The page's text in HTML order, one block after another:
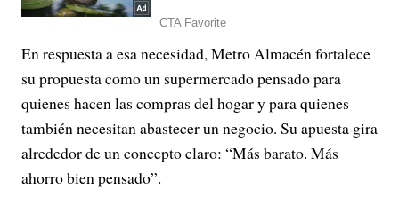
En respuesta a esa necesidad, Metro Almacén fortalece
su propuesta como un supermercado pensado para
quienes hacen las compras del hogar y para quienes
también necesitan abastecer un negocio. Su apuesta gira
alrededor de un concepto claro: “Más barato. Más
ahorro bien pensado”.